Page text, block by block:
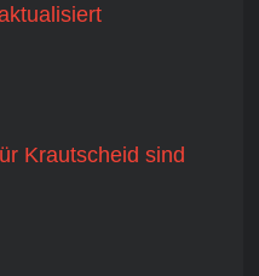
Krautscheid sind